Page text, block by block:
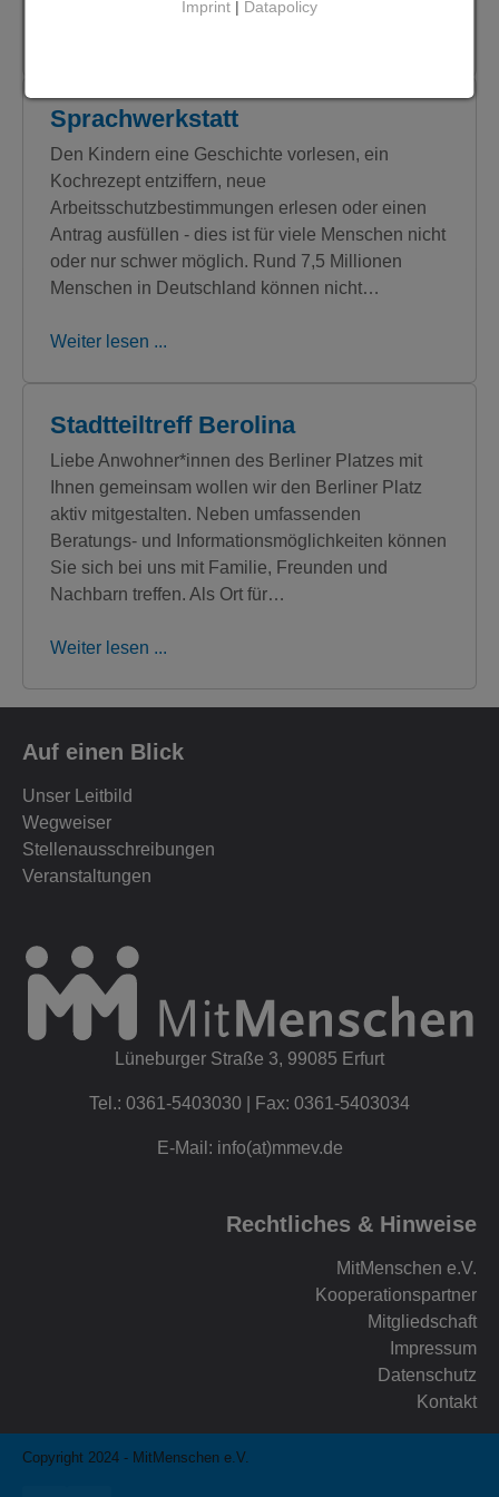
Sprachwerkstatt
Den Kindern eine Geschichte vorlesen, ein
Kochrezept entziffern, neue
Arbeitsschutzbestimmungen erlesen oder einen
Antrag ausfüllen - dies ist für viele Menschen nicht
oder nur schwer möglich. Rund 7,5 Millionen
Menschen in Deutschland können nicht…
Weiter lesen ...
Stadtteiltreff Berolina
Liebe Anwohner*innen des Berliner Platzes mit
Ihnen gemeinsam wollen wir den Berliner Platz
aktiv mitgestalten. Neben umfassenden
Beratungs- und Informationsmöglichkeiten können
Sie sich bei uns mit Familie, Freunden und
Nachbarn treffen. Als Ort für…
Weiter lesen ...
Auf einen Blick
Unser Leitbild
Wegweiser
Stellenausschreibungen
Veranstaltungen
Lüneburger Straße 3, 99085 Erfurt
Tel.: 0361-5403030 | Fax: 0361-5403034
E-Mail: info(at)mmev.de
Rechtliches & Hinweise
MitMenschen e.V.
Kooperationspartner
Mitgliedschaft
Impressum
Datenschutz
Kontakt
Copyright 2024 - MitMenschen e.V.
Imprint | Datapolicy